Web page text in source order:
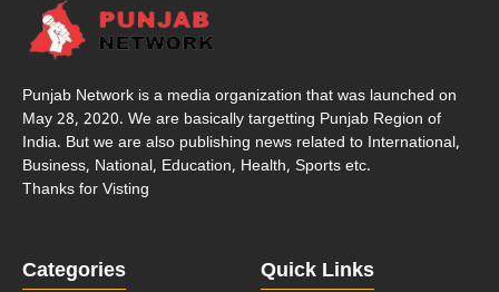
Punjab Network is a media organization that was launched on
May 28, 2020. We are basically targetting Punjab Region of
India. But we are also publishing news related to International,
Business, National, Education, Health, Sports etc.
Thanks for Visting
Categories Quick Links